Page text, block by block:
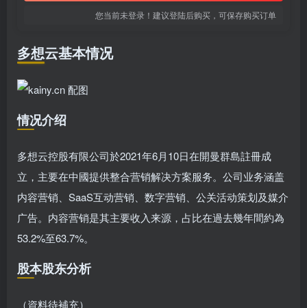
您当前未登录！建议登陆后购买，可保存购买订单
多想云基本情况
情况介绍
多想云控股有限公司於2021年6月10日在開曼群島註冊成
立，主要在中國提供整合营销解决方案服务。公司业务涵盖
内容营销、SaaS互动营销、数字营销、公关活动策划及媒介
广告。内容营销是其主要收入来源，占比在過去幾年間約為
53.2%至63.7%。
股本股东分析
（資料待補充）